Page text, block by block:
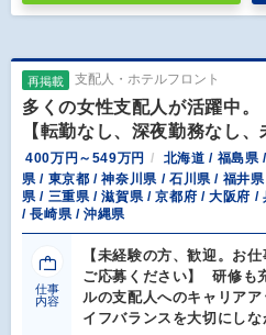
再掲載 支配人・ホテルフロント
多くの女性支配人が活躍中。
【転勤なし、深夜勤務なし、
400万円～549万円
北海道 / 福島県
県 / 東京都 / 神奈川県 / 石川県 / 福井
県 / 三重県 / 滋賀県 / 京都府 / 大阪府 /
/ 長崎県 / 沖縄県
仕事
内容
【未経験の方、歓迎。お
ご応募ください】 研修も
ルの支配人へのキャリア
イフバランスを大切にしな